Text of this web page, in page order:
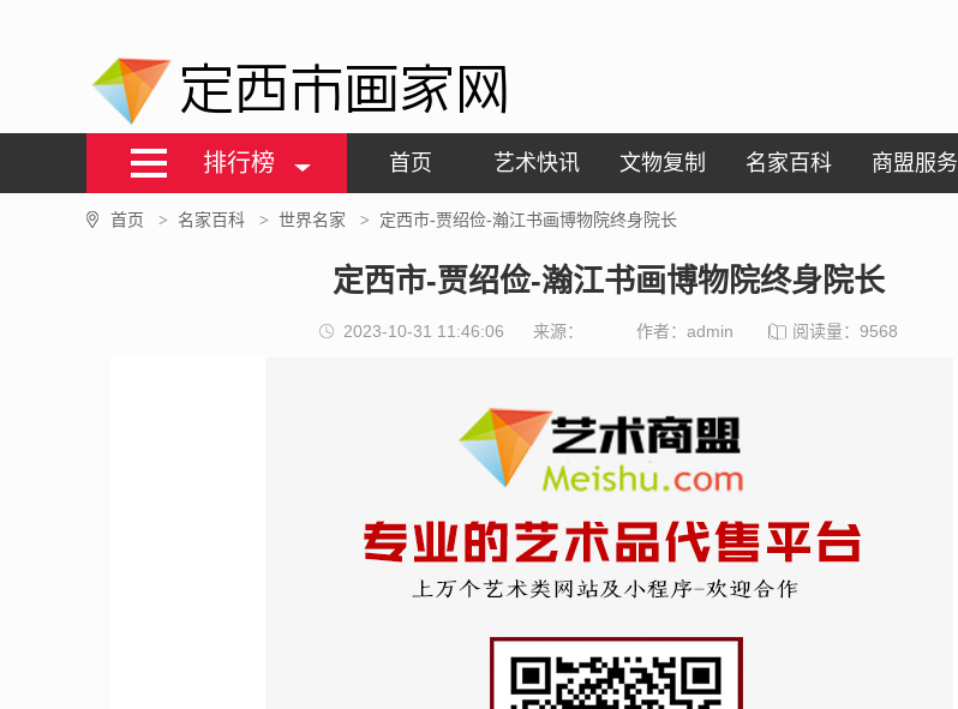
定西市画家网
排行榜 首页 艺术快讯 文物复制 名家百科 商盟服务
首页 > 名家百科 > 世界名家 > 定西市-贾绍俭-瀚江书画博物院终身院长
定西市-贾绍俭-瀚江书画博物院终身院长
2023-10-31 11:46:06 来源： 作者：admin 阅读量： 9568